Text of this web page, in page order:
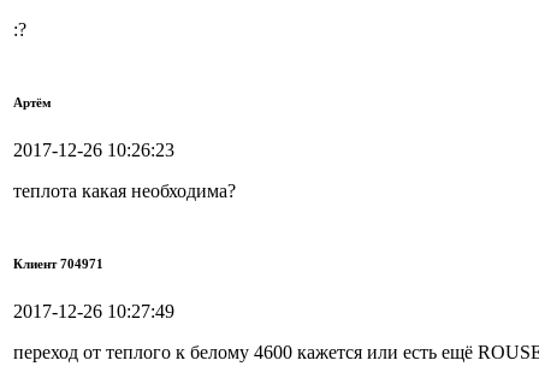
:?
Артём
2017-12-26 10:26:23
теплота какая необходима?
Клиент 704971
2017-12-26 10:27:49
переход от теплого к белому 4600 кажется или есть ещё